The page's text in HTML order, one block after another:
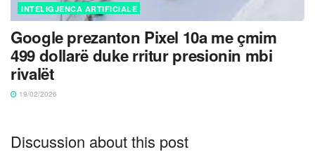
INTELIGJENCA ARTIFICIALE
Google prezanton Pixel 10a me çmim
499 dollarë duke rritur presionin mbi
rivalët
19/02/2026
Discussion about this post